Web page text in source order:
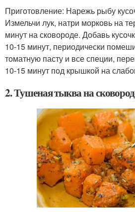
Приготовление: Нарежь рыбу
Измельчи лук, натри морковь на
минут на сковороде. Добавь
10-15 минут, периодически
томатную пасту и все специи,
10-15 минут под крышкой на
2. Тушеная тыква на